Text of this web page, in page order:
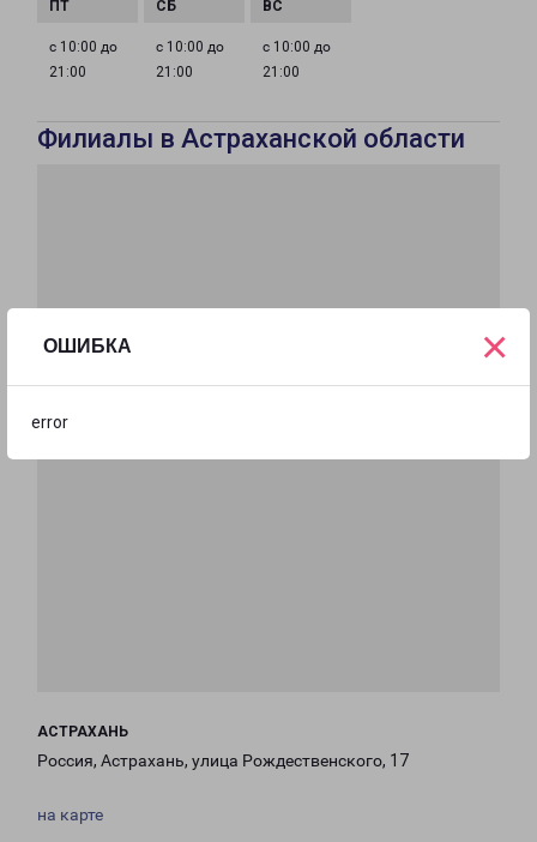
ОШИБКА
error
×
с 10:00 до
21:00
с 10:00 до
21:00
с 10:00 до
21:00
Филиалы в Астраханской области
АСТРАХАНЬ
Россия, Астрахань, улица Рождественского, 17
на карте